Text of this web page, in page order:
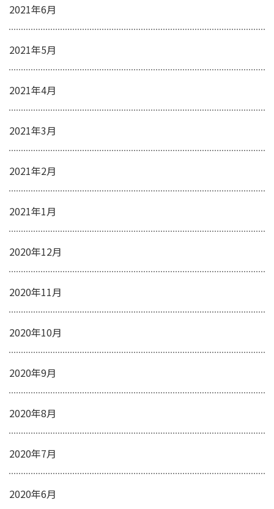
2021年6月
2021年5月
2021年4月
2021年3月
2021年2月
2021年1月
2020年12月
2020年11月
2020年10月
2020年9月
2020年8月
2020年7月
2020年6月